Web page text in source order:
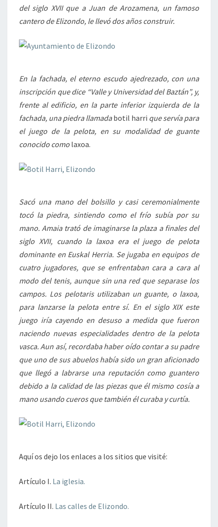
del siglo XVII que a Juan de Arozamena, un famoso
cantero de Elizondo, le llevó dos años construir.
En la fachada, el eterno escudo ajedrezado, con una
inscripción que dice “Valle y Universidad del Baztán”, y,
frente al edificio, en la parte inferior izquierda de la
fachada, una piedra llamadabotil harri que servía para
el juego de la pelota, en su modalidad de guante
conocido como laxoa.
Sacó una mano del bolsillo y casi ceremonialmente
tocó la piedra, sintiendo como el frío subía por su
mano. Amaia trató de imaginarse la plaza a finales del
siglo XVII, cuando la laxoa era el juego de pelota
dominante en Euskal Herria. Se jugaba en equipos de
cuatro jugadores, que se enfrentaban cara a cara al
modo del tenis, aunque sin una red que separase los
campos. Los pelotaris utilizaban un guante, o laxoa,
para lanzarse la pelota entre sí. En el siglo XIX este
juego iría cayendo en desuso a medida que fueron
naciendo nuevas especialidades dentro de la pelota
vasca. Aun así, recordaba haber oído contar a su padre
que uno de sus abuelos había sido un gran aficionado
que llegó a labrarse una reputación como guantero
debido a la calidad de las piezas que él mismo cosía a
mano usando cueros que también él curaba y curtía.
Aquí os dejo los enlaces a los sitios que visité:
Artículo I. La iglesia.
Artículo II. Las calles de Elizondo.